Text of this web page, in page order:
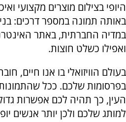
היופי בצילום מוצרים מקצועי
באותה תמונה במספר דרכים:
במדיה החברתית, באתר
ואפילו כשלט חוצות.
בעולם הוויזואלי בו אנו חיים,
בפרסומות שלכם. ככל
העין, כך תהיה לכם אפשרות
למותג שלכם ולכן יותר אנשים